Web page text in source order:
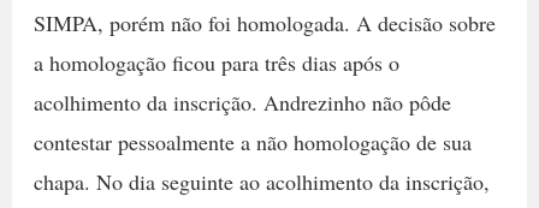
SIMPA, porém não foi homologada. A decisão sobre
a homologação ficou para três dias após o
acolhimento da inscrição. Andrezinho não pôde
contestar pessoalmente a não homologação de sua
chapa. No dia seguinte ao acolhimento da inscrição,